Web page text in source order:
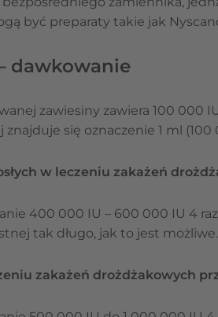
być preparaty takie jak
dawkowanie
zawiesiny zawiera 100 000
się oznaczenie 1 ml (100
w leczeniu zakażeń
400 000 IU – 600 000 IU 4
tak długo, jak to jest możliwe.
zakażeń drożdżakowych